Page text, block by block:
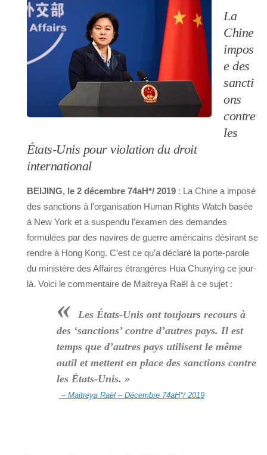
La
Chine
impos
e des
sancti
ons
contre
les
États-Unis pour violation du droit
international
BEIJING, le 2 décembre 74aH*/ 2019 : La Chine a imposé
des sanctions à l’organisation Human Rights Watch basée
à New York et a suspendu l’examen des demandes
formulées par des navires de guerre américains désirant se
rendre à Hong Kong. C’est ce qu’a déclaré la porte-parole
du ministère des Affaires étrangères Hua Chunying ce jour-
là. Voici le commentaire de Maitreya Raël à ce sujet :
«
Les États-Unis ont toujours recours à
des ‘sanctions’ contre d’autres pays. Il est
temps que d’autres pays utilisent le même
outil et mettent en place des sanctions contre
les États-Unis. »
– Maitreya Raël – Décembre 74aH*/ 2019